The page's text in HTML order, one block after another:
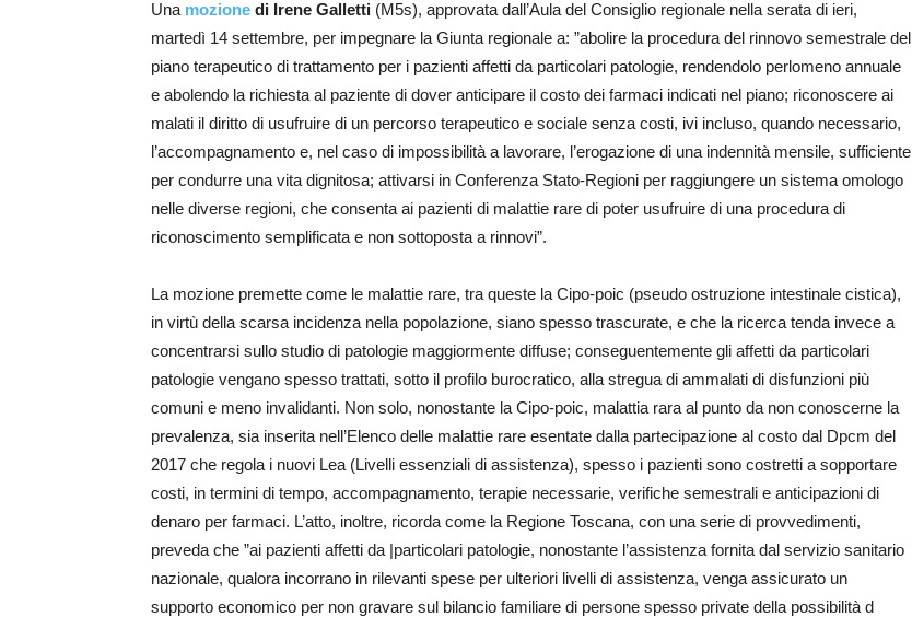
Una mozione di Irene Galletti (M5s), approvata dall’Aula del Consiglio regionale nella serata di ieri,
martedì 14 settembre, per impegnare la Giunta regionale a: ”abolire la procedura del rinnovo semestrale del
piano terapeutico di trattamento per i pazienti affetti da particolari patologie, rendendolo perlomeno annuale
e abolendo la richiesta al paziente di dover anticipare il costo dei farmaci indicati nel piano; riconoscere ai
malati il diritto di usufruire di un percorso terapeutico e sociale senza costi, ivi incluso, quando necessario,
l’accompagnamento e, nel caso di impossibilità a lavorare, l’erogazione di una indennità mensile, sufficiente
per condurre una vita dignitosa; attivarsi in Conferenza Stato-Regioni per raggiungere un sistema omologo
nelle diverse regioni, che consenta ai pazienti di malattie rare di poter usufruire di una procedura di
riconoscimento semplificata e non sottoposta a rinnovi”.
La mozione premette come le malattie rare, tra queste la Cipo-poic (pseudo ostruzione intestinale cistica),
in virtù della scarsa incidenza nella popolazione, siano spesso trascurate, e che la ricerca tenda invece a
concentrarsi sullo studio di patologie maggiormente diffuse; conseguentemente gli affetti da particolari
patologie vengano spesso trattati, sotto il profilo burocratico, alla stregua di ammalati di disfunzioni più
comuni e meno invalidanti. Non solo, nonostante la Cipo-poic, malattia rara al punto da non conoscerne la
prevalenza, sia inserita nell’Elenco delle malattie rare esentate dalla partecipazione al costo dal Dpcm del
2017 che regola i nuovi Lea (Livelli essenziali di assistenza), spesso i pazienti sono costretti a sopportare
costi, in termini di tempo, accompagnamento, terapie necessarie, verifiche semestrali e anticipazioni di
denaro per farmaci. L’atto, inoltre, ricorda come la Regione Toscana, con una serie di provvedimenti,
preveda che ”ai pazienti affetti da |particolari patologie, nonostante l’assistenza fornita dal servizio sanitario
nazionale, qualora incorrano in rilevanti spese per ulteriori livelli di assistenza, venga assicurato un
supporto economico per non gravare sul bilancio familiare di persone spesso private della possibilità d